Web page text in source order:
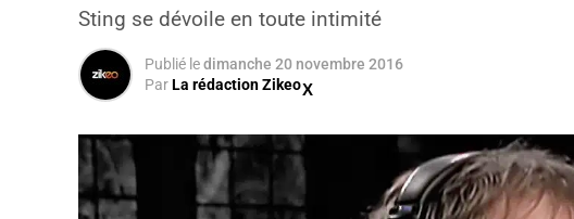
Sting se dévoile en toute intimité
Publié ledimanche 20 novembre 2016
ParLa rédaction Zikeo